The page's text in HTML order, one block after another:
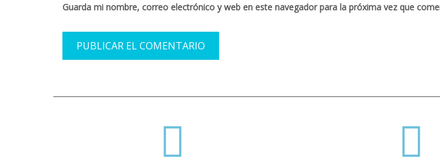
Guarda mi nombre, correo electrónico y web en este navegador para la próxima vez que